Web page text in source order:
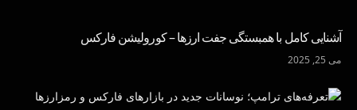
آشنایی کامل با همبستگی جفت ارزها – کورولیشن فارکس
می 25, 2025